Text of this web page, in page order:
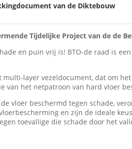
van de Diktebouw
Tijdelijke Project van de de
en puin vrij is! BTO-de raad is
multi-layer vezeldocument, dat om
van het netpatroon van hard vloer
vloer beschermd tegen schade,
en zijn de ideale
toevallige die schade door het